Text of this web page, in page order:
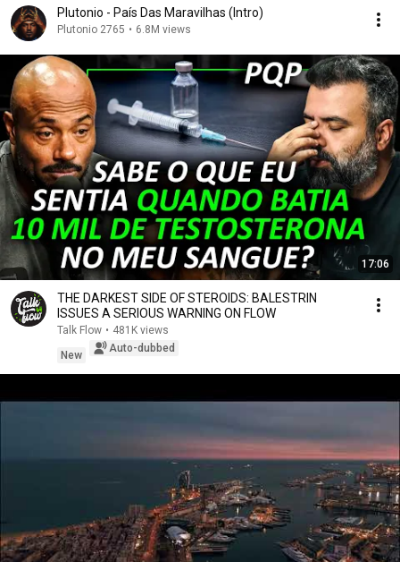
Plutonio - País Das Maravilhas (Intro)
Plutonio 2765 • 6.8M views
17:06
THE DARKEST SIDE OF STEROIDS: BALESTRIN
ISSUES A SERIOUS WARNING ON FLOW
Talk Flow • 481K views
New
Auto-dubbed